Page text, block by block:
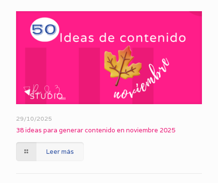
29/10/2025
38 ideas para generar contenido en noviembre 2025
Leer más